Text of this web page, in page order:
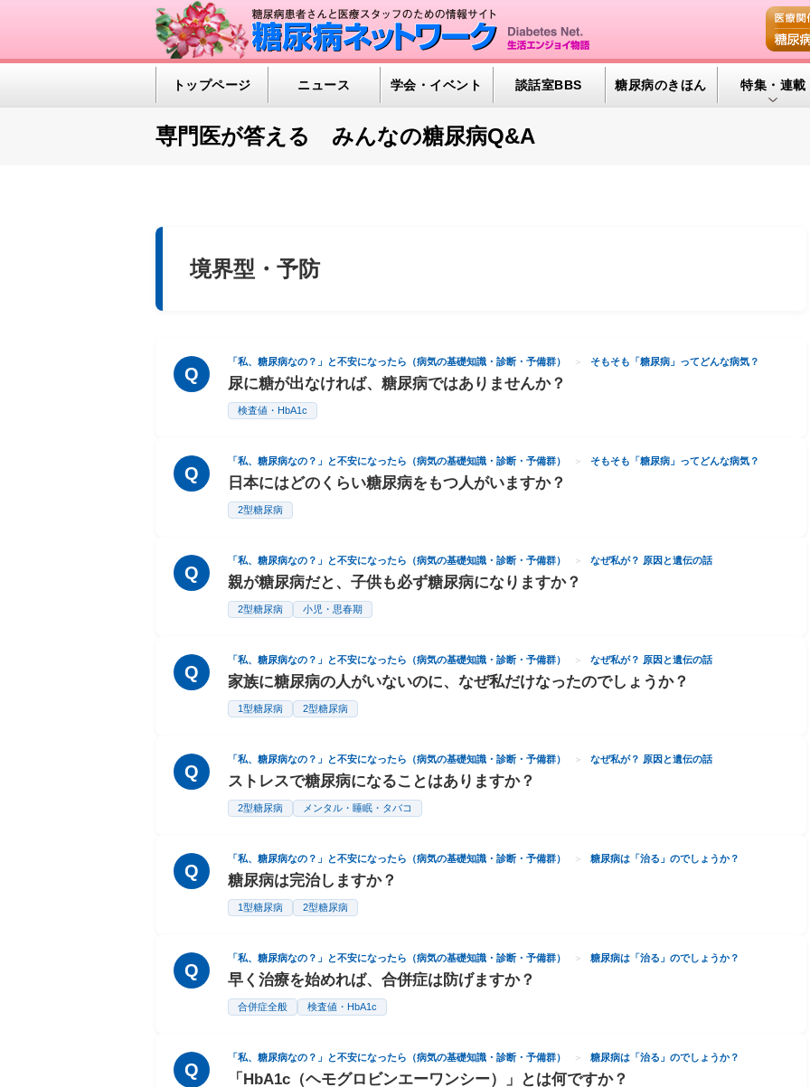
トップページ ニュース 学会・イベント 談話室BBS 糖尿病のきほん 特集・連載
専門医が答える みんなの糖尿病Q&A
境界型・予防
Q
「私、糖尿病なの？」と不安になったら（病気の基礎知識・診断・予備群） そもそも「糖尿病」ってどんな病気？
尿に糖が出なければ、糖尿病ではありませんか？
検査値・HbA1c
Q
「私、糖尿病なの？」と不安になったら（病気の基礎知識・診断・予備群） そもそも「糖尿病」ってどんな病気？
日本にはどのくらい糖尿病をもつ人がいますか？
2型糖尿病
Q
「私、糖尿病なの？」と不安になったら（病気の基礎知識・診断・予備群） なぜ私が？ 原因と遺伝の話
親が糖尿病だと、子供も必ず糖尿病になりますか？
2型糖尿病 小児・思春期
Q
「私、糖尿病なの？」と不安になったら（病気の基礎知識・診断・予備群） なぜ私が？ 原因と遺伝の話
家族に糖尿病の人がいないのに、なぜ私だけなったのでしょうか？
1型糖尿病 2型糖尿病
Q
「私、糖尿病なの？」と不安になったら（病気の基礎知識・診断・予備群） なぜ私が？ 原因と遺伝の話
ストレスで糖尿病になることはありますか？
2型糖尿病 メンタル・睡眠・タバコ
Q
「私、糖尿病なの？」と不安になったら（病気の基礎知識・診断・予備群） 糖尿病は「治る」のでしょうか？
糖尿病は完治しますか？
1型糖尿病 2型糖尿病
Q
「私、糖尿病なの？」と不安になったら（病気の基礎知識・診断・予備群） 糖尿病は「治る」のでしょうか？
早く治療を始めれば、合併症は防げますか？
合併症全般 検査値・HbA1c
Q
「私、糖尿病なの？」と不安になったら（病気の基礎知識・診断・予備群） 糖尿病は「治る」のでしょうか？
「HbA1c（ヘモグロビンエーワンシー）」とは何ですか？